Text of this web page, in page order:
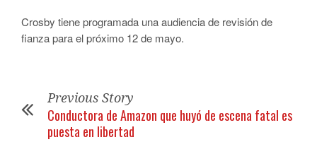
Crosby tiene programada una audiencia de revisión de
fianza para el próximo 12 de mayo.
Previous Story
Conductora de Amazon que huyó de escena fatal es
puesta en libertad